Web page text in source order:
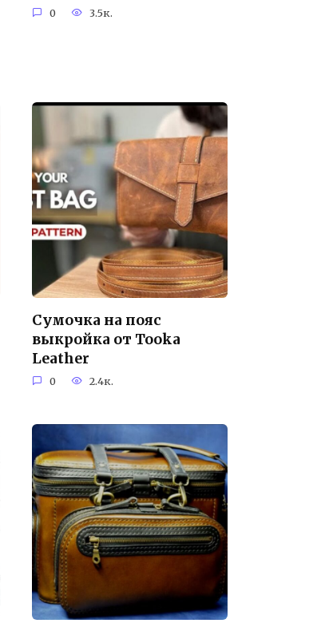
0 3.5к.
Сумочка на пояс
выкройка от Tooka
Leather
0 2.4к.